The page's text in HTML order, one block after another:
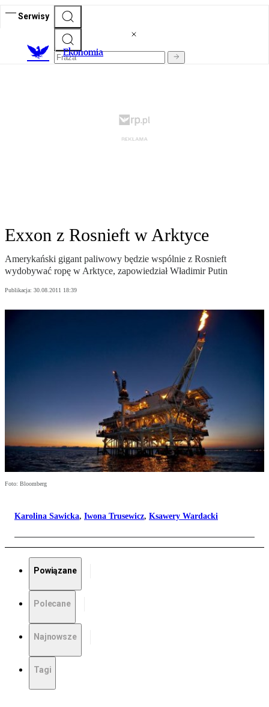
Serwisy
Ekonomia
Exxon z Rosnieft w Arktyce
Amerykański gigant paliwowy będzie wspólnie z Rosnieft
wydobywać ropę w Arktyce, zapowiedział Władimir Putin
Publikacja: 30.08.2011 18:39
Foto: Bloomberg
Karolina Sawicka, Iwona Trusewicz, Ksawery Wardacki
Powiązane
Polecane
Najnowsze
Tagi